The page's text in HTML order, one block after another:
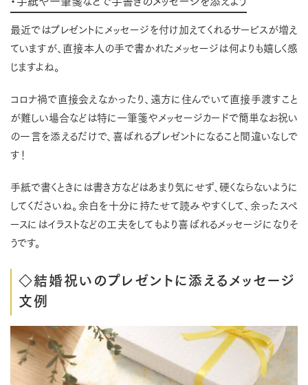
最近ではプレゼントにメッセージを付け加えてくれるサービスが増え
ていますが、直接本人の手で書かれたメッセージは何よりも嬉しく感
じますよね。
コロナ禍で直接会えなかったり、遠方に住んでいて直接手渡すこと
が難しい場合などは特に一筆箋やメッセージカードで簡単なお祝い
の一言を添えるだけで、喜ばれるプレゼントになること間違いなしで
す！
手紙で書くときには書き方などはあまり気にせず、硬くならないように
してくださいね。余白を十分に持たせて読みやすくして、余ったスペ
ースにはイラストなどの工夫をしてもより喜ばれるメッセージになりそ
うです。
◇結婚祝いのプレゼントに添えるメッセージ
文例